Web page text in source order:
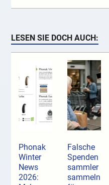
LESEN SIE DOCH AUCH:
Phonak
Winter
News
2026:
Falsche
Spenden
sammler
sammeln